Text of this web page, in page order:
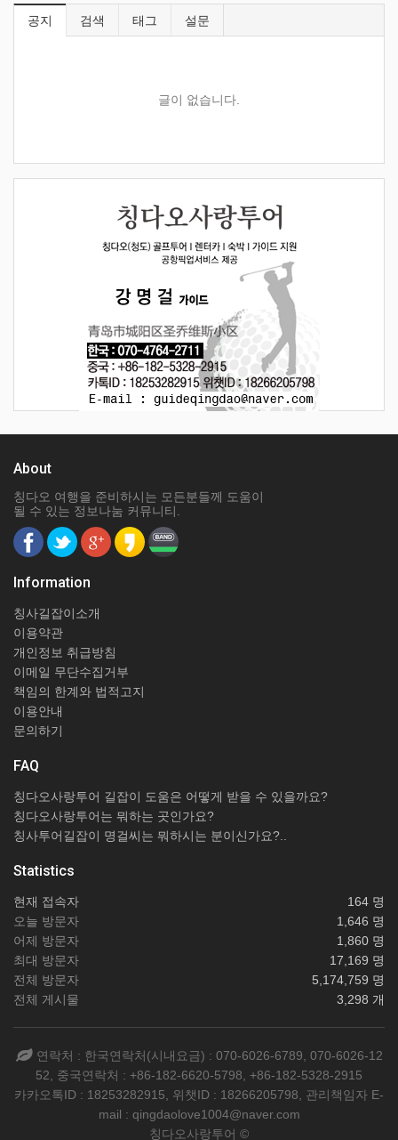
공지 검색 태그 설문
글이 없습니다.
About
칭다오 여행을 준비하시는 모든분들께 도움이
될 수 있는 정보나눔 커뮤니티.
Information
칭사길잡이소개
이용약관
개인정보 취급방침
이메일 무단수집거부
책임의 한계와 법적고지
이용안내
문의하기
FAQ
칭다오사랑투어 길잡이 도움은 어떻게 받을 수 있을까요?
칭다오사랑투어는 뭐하는 곳인가요?
칭사투어길잡이 명걸씨는 뭐하시는 분이신가요?..
Statistics
현재 접속자
164 명
오늘 방문자
1,646 명
어제 방문자
1,860 명
최대 방문자
17,169 명
전체 방문자
5,174,759 명
전체 게시물
3,298 개
연락처 : 한국연락처(시내요금) : 070-6026-6789, 070-6026-12
52, 중국연락처 : +86-182-6620-5798, +86-182-5328-2915
카카오톡ID : 18253282915, 위챗ID : 18266205798, 관리책임자 E-
mail : qingdaolove1004@naver.com
칭다오사랑투어 ©